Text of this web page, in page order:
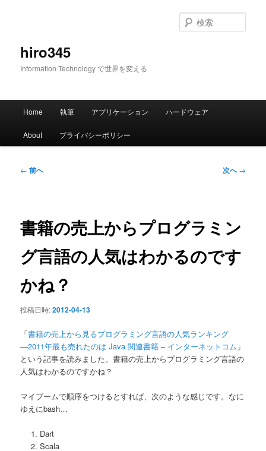
hiro345
Information Technology で世界を変える
索
メ
Home 執筆 アプリケーション ハードウェア
About プライバシーポリシー
投
ゲ
ー
ョ
ン
← 前へ 次へ→
書籍の売上からプログラミン
グ言語の人気はわかるのです
かね？
投稿日時:2012-04-13
「書籍の売上から見るプログラミング言語の人気ランキング
―2011年最も売れたのは Java 関連書籍 – インターネットコム 」
という記事を読みました。書籍の売上からプログラミング言語の
人気はわかるのですかね？
マイブームで順序をつけるとすれば、次のような感じです。なに
ゆえにbash…
Dart
Scala